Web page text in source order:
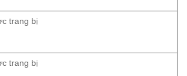
trang bị
trang bị